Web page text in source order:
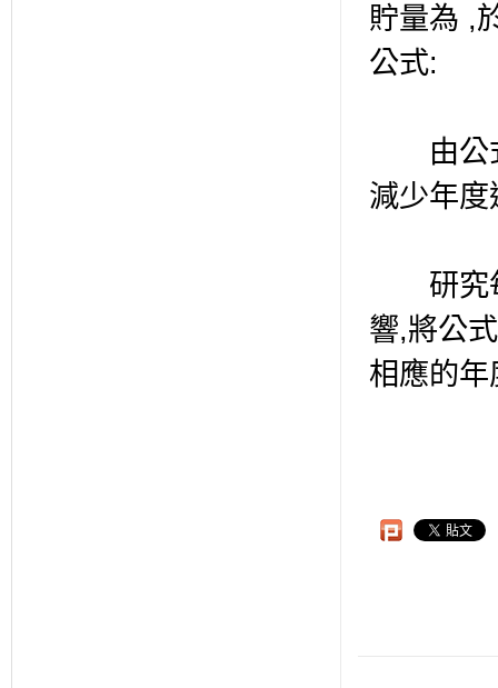
貯量為 ,
公式:
由公式
減少年
研究每
響,將公
相應的